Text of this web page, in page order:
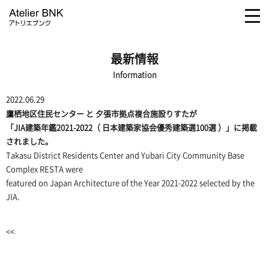
最新情報
Information
2022.06.29
鷹栖地区住民センター と 夕張市拠点複合施設りすたが
「JIA建築年鑑2021-2022（ 日本建築家協会優秀建築選100選 ）」に掲載
されました。
Takasu District Residents Centerand Yubari City Community Base
Complex RESTAwere
featured on Japan Architecture of the Year 2021-2022 selected by the
JIA.
<<